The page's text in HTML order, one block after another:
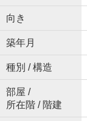
向き
築年月
種別 / 構造
部屋 /
所在階 / 階建